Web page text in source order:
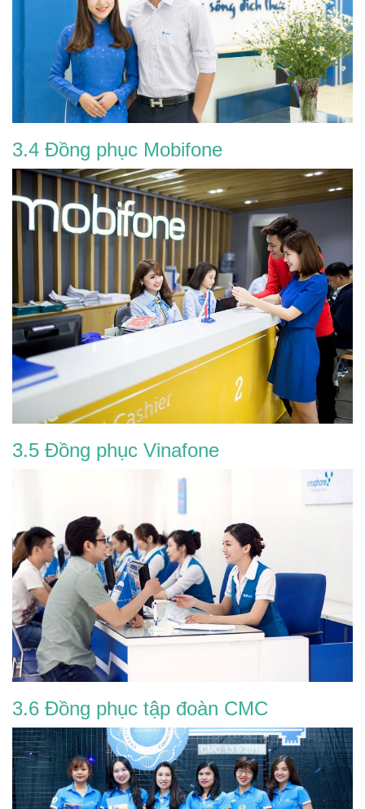
3.4 Đồng phục Mobifone
3.5 Đồng phục Vinafone
3.6 Đồng phục tập đoàn CMC